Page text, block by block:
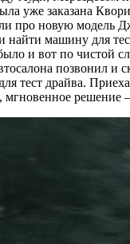
уже заказана
про новую модель
найти машину для
и вот по чистой
позвонил и
тест драйва.
мгновенное решение